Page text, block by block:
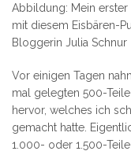
Abbildung: Mein
mit diesem Eisbären-
Bloggerin Julia Schnur
Vor einigen Tagen
mal gelegten 500-
hervor, welches ich
gemacht hatte.
1.000- oder 1.500-